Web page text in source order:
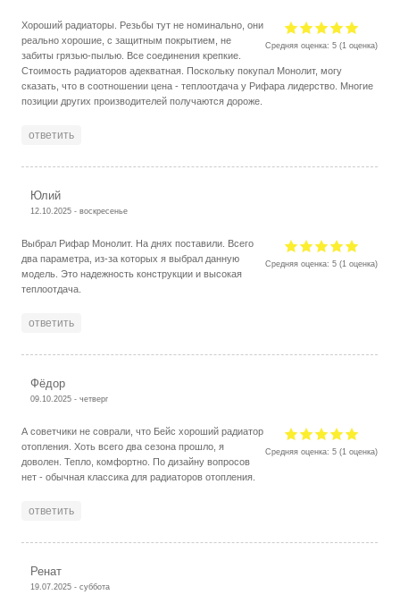
Средняя оценка:5 (1 оценка)
Хороший радиаторы. Резьбы тут не номинально, они
реально хорошие, с защитным покрытием, не
забиты грязью-пылью. Все соединения крепкие.
Стоимость радиаторов адекватная. Поскольку покупал Монолит, могу
сказать, что в соотношении цена - теплоотдача у Рифара лидерство. Многие
позиции других производителей получаются дороже.
ответить
Юлий
12.10.2025 - воскресенье
Средняя оценка:5 (1 оценка)
Выбрал Рифар Монолит. На днях поставили. Всего
два параметра, из-за которых я выбрал данную
модель. Это надежность конструкции и высокая
теплоотдача.
ответить
Фёдор
09.10.2025 - четверг
Средняя оценка:5 (1 оценка)
А советчики не соврали, что Бейс хороший радиатор
отопления. Хоть всего два сезона прошло, я
доволен. Тепло, комфортно. По дизайну вопросов
нет - обычная классика для радиаторов отопления.
ответить
Ренат
19.07.2025 - суббота